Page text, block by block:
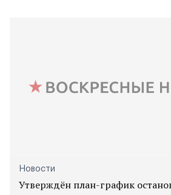
Новости
Утверждён план-график